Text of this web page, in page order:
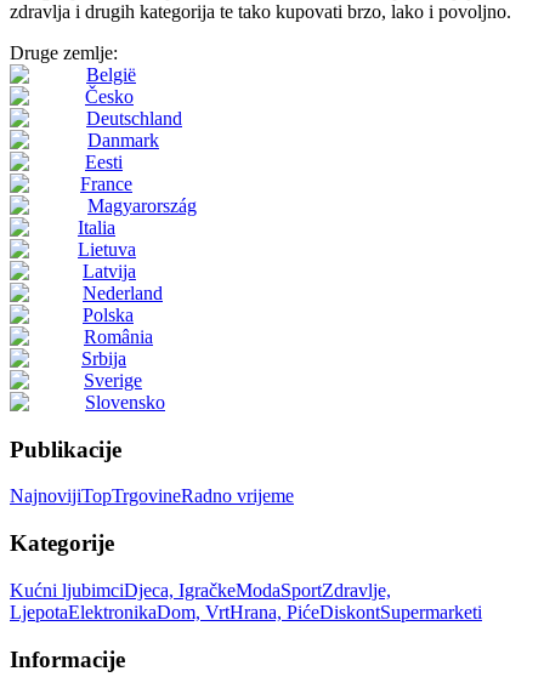
zdravlja i drugih kategorija te tako kupovati brzo, lako i povoljno.
Druge zemlje:
België
Česko
Deutschland
Danmark
Eesti
France
Magyarország
Italia
Lietuva
Latvija
Nederland
Polska
România
Srbija
Sverige
Slovensko
Publikacije
NajnovijiTopTrgovineRadno vrijeme
Kategorije
Kućni ljubimciDjeca, IgračkeModaSportZdravlje,
LjepotaElektronikaDom, VrtHrana, PićeDiskontSupermarketi
Informacije